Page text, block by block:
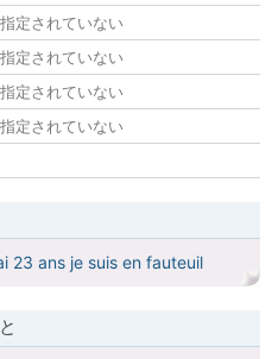
指定されていない
指定されていない
指定されていない
指定されていない
23 ans je suis en fauteuil